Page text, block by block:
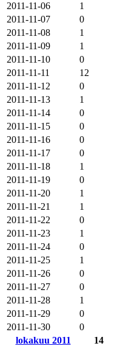
2011-11-06
1
2011-11-07
0
2011-11-08
1
2011-11-09
1
2011-11-10
0
2011-11-11
12
2011-11-12
0
2011-11-13
1
2011-11-14
0
2011-11-15
0
2011-11-16
0
2011-11-17
0
2011-11-18
1
2011-11-19
0
2011-11-20
1
2011-11-21
1
2011-11-22
0
2011-11-23
1
2011-11-24
0
2011-11-25
1
2011-11-26
0
2011-11-27
0
2011-11-28
1
2011-11-29
0
2011-11-30
0
lokakuu 2011
14